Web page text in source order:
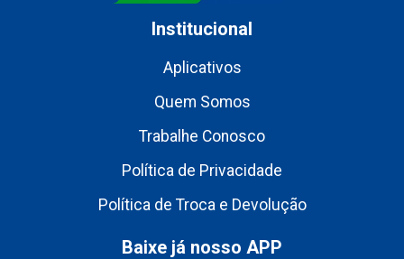
Institucional
Aplicativos
Quem Somos
Trabalhe Conosco
Política de Privacidade
Política de Troca e Devolução
Baixe já nosso APP